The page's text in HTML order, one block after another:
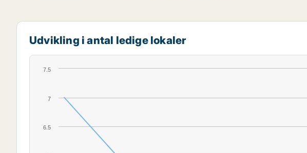
Udvikling i antal ledige lokaler
6.5
7
7.5